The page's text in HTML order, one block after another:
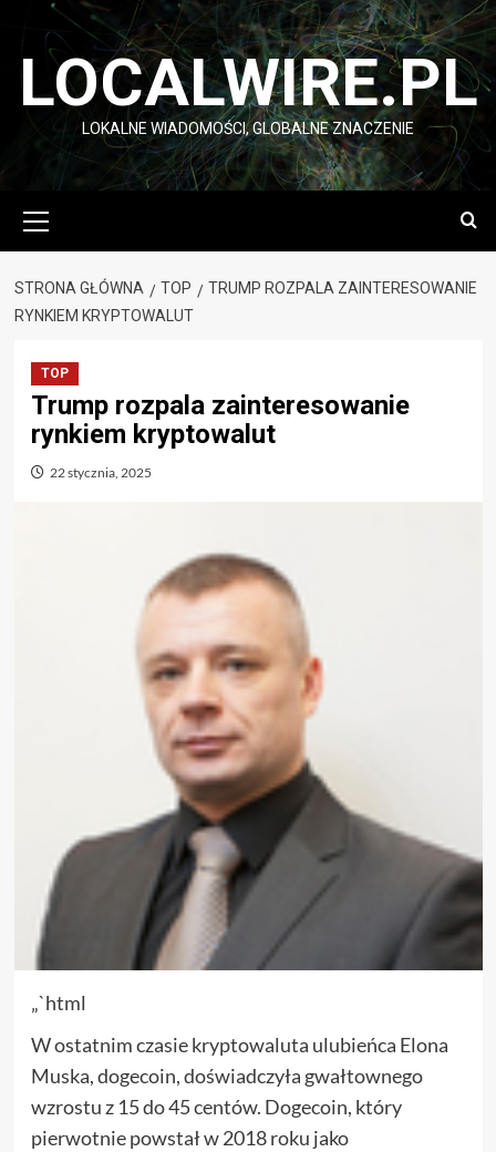
Przejdź
LOCALWIRE.PL
LOKALNE WIADOMOŚCI, GLOBALNE ZNACZENIE
główne
STRONA GŁÓWNA TOP
TRUMP ROZPALA ZAINTERESOWANIE
RYNKIEM KRYPTOWALUT
TOP
Trump rozpala zainteresowanie
rynkiem kryptowalut
22 stycznia, 2025
„`html
W ostatnim czasie kryptowaluta ulubieńca Elona
Muska, dogecoin, doświadczyła gwałtownego
wzrostu z 15 do 45 centów. Dogecoin, który
pierwotnie powstał w 2018 roku jako